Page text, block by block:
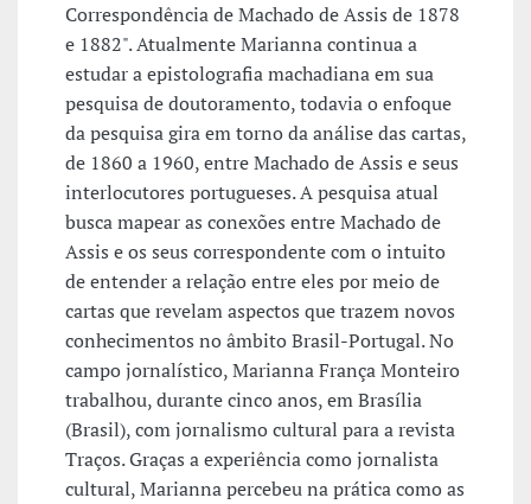
Correspondência de Machado de Assis de 1878
e 1882". Atualmente Marianna continua a
estudar a epistolografia machadiana em sua
pesquisa de doutoramento, todavia o enfoque
da pesquisa gira em torno da análise das cartas,
de 1860 a 1960, entre Machado de Assis e seus
interlocutores portugueses. A pesquisa atual
busca mapear as conexões entre Machado de
Assis e os seus correspondente com o intuito
de entender a relação entre eles por meio de
cartas que revelam aspectos que trazem novos
conhecimentos no âmbito Brasil-Portugal. No
campo jornalístico, Marianna França Monteiro
trabalhou, durante cinco anos, em Brasília
(Brasil), com jornalismo cultural para a revista
Traços. Graças a experiência como jornalista
cultural, Marianna percebeu na prática como as